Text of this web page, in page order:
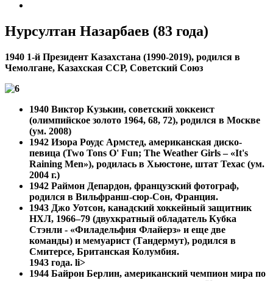
Нурсултан Назарбаев (83 года)
1940 1-й Президент Казахстана (1990-2019), родился в
Чемолгане, Казахская ССР, Советский Союз
1940 Виктор Кузькин, советский хоккеист
(олимпийское золото 1964, 68, 72), родился в Москве
(ум. 2008)
1942 Изора Роудс Армстед, американская диско-
певица (Two Tons O' Fun; The Weather Girls – «It's
Raining Men»), родилась в Хьюстоне, штат Техас (ум.
2004 г.)
1942 Раймон Депардон, французский фотограф,
родился в Вильфранш-сюр-Сон, Франция.
1943 Джо Уотсон, канадский хоккейный защитник
НХЛ, 1966–79 (двухкратный обладатель Кубка
Стэнли - «Филадельфия Флайерз» и еще две
команды) и мемуарист (Тандермут), родился в
Смитерсе, Британская Колумбия.
1943 года. li>
1944 Байрон Берлин, американский чемпион мира по